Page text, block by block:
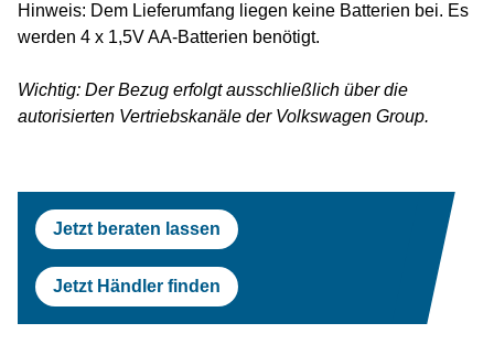
Hinweis: Dem Lieferumfang liegen keine Batterien bei. Es
werden 4 x 1,5V AA-Batterien benötigt.
Wichtig: Der Bezug erfolgt ausschließlich über die
autorisierten Vertriebskanäle der Volkswagen Group.
Jetzt beraten lassen
Jetzt Händler finden